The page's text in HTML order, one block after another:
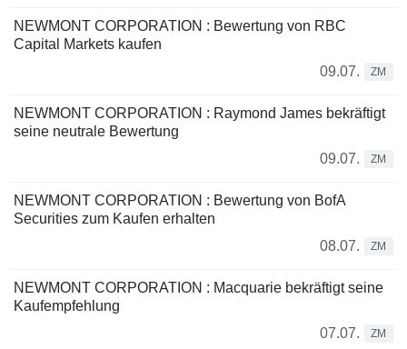
NEWMONT CORPORATION : Bewertung von RBC
Capital Markets kaufen
09.07.
ZM
NEWMONT CORPORATION : Raymond James bekräftigt
seine neutrale Bewertung
09.07.
ZM
NEWMONT CORPORATION : Bewertung von BofA
Securities zum Kaufen erhalten
08.07.
ZM
NEWMONT CORPORATION : Macquarie bekräftigt seine
Kaufempfehlung
07.07.
ZM